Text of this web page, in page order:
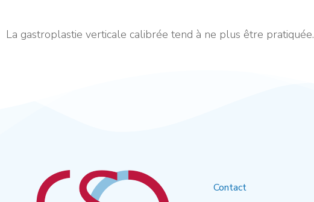
La gastroplastie verticale calibrée tend à ne plus être pratiquée.
Contact